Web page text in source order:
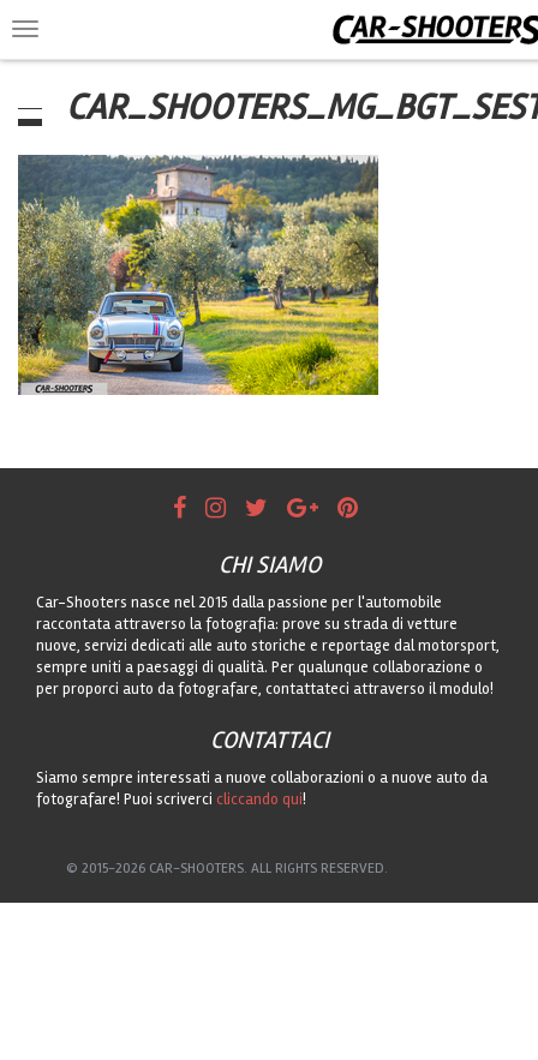
Toggle
navigation
CHI SIAMO
Car-Shooters nasce nel 2015 dalla passione per l'automobile
raccontata attraverso la fotografia: prove su strada di vetture
nuove, servizi dedicati alle auto storiche e reportage dal motorsport,
sempre uniti a paesaggi di qualità. Per qualunque collaborazione o
per proporci auto da fotografare, contattateci attraverso il modulo!
CONTATTACI
Siamo sempre interessati a nuove collaborazioni o a nuove auto da
fotografare! Puoi scriverci cliccando qui!
© 2015-2026 CAR-SHOOTERS. ALL RIGHTS RESERVED.